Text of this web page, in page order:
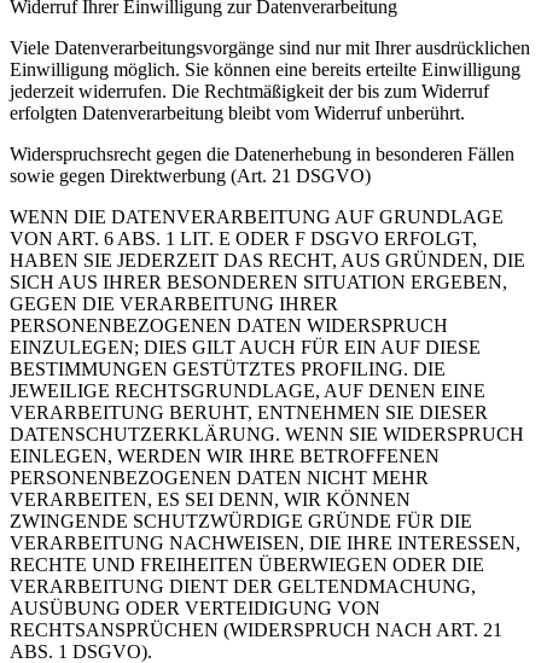
Widerruf Ihrer Einwilligung zur Datenverarbeitung
Viele Datenverarbeitungsvorgänge sind nur mit Ihrer ausdrücklichen
Einwilligung möglich. Sie können eine bereits erteilte Einwilligung
jederzeit widerrufen. Die Rechtmäßigkeit der bis zum Widerruf
erfolgten Datenverarbeitung bleibt vom Widerruf unberührt.
Widerspruchsrecht gegen die Datenerhebung in besonderen Fällen
sowie gegen Direktwerbung (Art. 21 DSGVO)
WENN DIE DATENVERARBEITUNG AUF GRUNDLAGE
VON ART. 6 ABS. 1 LIT. E ODER F DSGVO ERFOLGT,
HABEN SIE JEDERZEIT DAS RECHT, AUS GRÜNDEN, DIE
SICH AUS IHRER BESONDEREN SITUATION ERGEBEN,
GEGEN DIE VERARBEITUNG IHRER
PERSONENBEZOGENEN DATEN WIDERSPRUCH
EINZULEGEN; DIES GILT AUCH FÜR EIN AUF DIESE
BESTIMMUNGEN GESTÜTZTES PROFILING. DIE
JEWEILIGE RECHTSGRUNDLAGE, AUF DENEN EINE
VERARBEITUNG BERUHT, ENTNEHMEN SIE DIESER
DATENSCHUTZERKLÄRUNG. WENN SIE WIDERSPRUCH
EINLEGEN, WERDEN WIR IHRE BETROFFENEN
PERSONENBEZOGENEN DATEN NICHT MEHR
VERARBEITEN, ES SEI DENN, WIR KÖNNEN
ZWINGENDE SCHUTZWÜRDIGE GRÜNDE FÜR DIE
VERARBEITUNG NACHWEISEN, DIE IHRE INTERESSEN,
RECHTE UND FREIHEITEN ÜBERWIEGEN ODER DIE
VERARBEITUNG DIENT DER GELTENDMACHUNG,
AUSÜBUNG ODER VERTEIDIGUNG VON
RECHTSANSPRÜCHEN (WIDERSPRUCH NACH ART. 21
ABS. 1 DSGVO).